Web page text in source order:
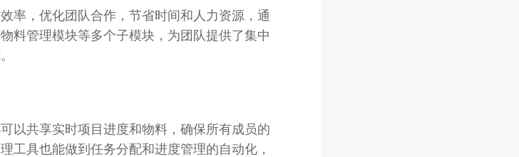
率，优化团队合作，节省时间和人力资源，通
料管理模块等多个子模块，为团队提供了集中
以共享实时项目进度和物料，确保所有成员的
工具也能做到任务分配和进度管理的自动化，